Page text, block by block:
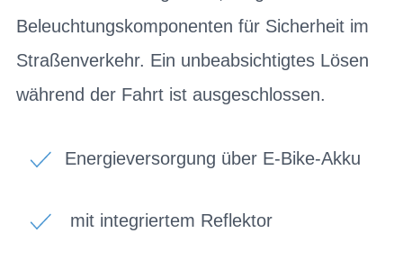
Beleuchtungskomponenten für Sicherheit im
Straßenverkehr. Ein unbeabsichtigtes Lösen
während der Fahrt ist ausgeschlossen.
Energieversorgung über E-Bike-Akku
mit integriertem Reflektor